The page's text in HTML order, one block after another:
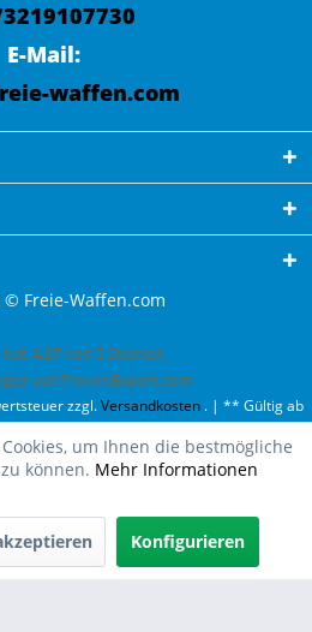
E-Mail:
waffen.com
Freie-Waffen.com
hat 4,87von 5Sternen
auf ProvenExpert.com
zzgl.Versandkosten . | ** Gültig ab
Ländern finden Sie unterVersandkosten
um Ihnen die bestmögliche
können. Mehr Informationen
Konfigurieren